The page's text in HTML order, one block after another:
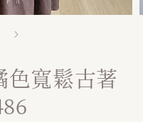
色寬鬆古著